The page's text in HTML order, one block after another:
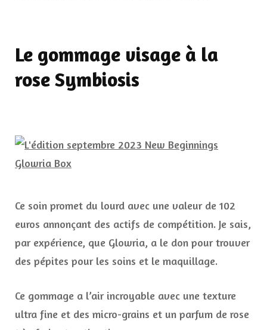
Le gommage visage à la
rose Symbiosis
Ce soin promet du lourd avec une valeur de 102
euros annonçant des actifs de compétition. Je sais,
par expérience, que Glowria, a le don pour trouver
des pépites pour les soins et le maquillage.
Ce gommage a l’air incroyable avec une texture
ultra fine et des micro-grains et un parfum de rose